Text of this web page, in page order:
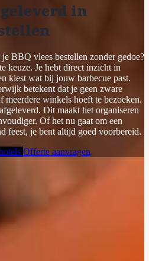
geleverd in
BBQ vlees bestellen zonder gedoe?
keuze. Je hebt direct inzicht in
kiest wat bij jouw barbecue past.
betekent dat je geen zware
meerdere winkels hoeft te bezoeken.
Dit maakt het organiseren
Of het nu gaat om een
feest, je bent altijd goed voorbereid.
Offerte aanvragen